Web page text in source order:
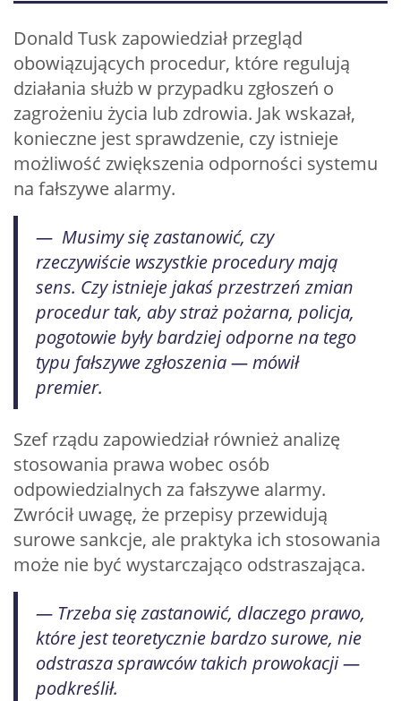
Donald Tusk zapowiedział przegląd
obowiązujących procedur, które regulują
działania służb w przypadku zgłoszeń o
zagrożeniu życia lub zdrowia. Jak wskazał,
konieczne jest sprawdzenie, czy istnieje
możliwość zwiększenia odporności systemu
na fałszywe alarmy.
— Musimy się zastanowić, czy
rzeczywiście wszystkie procedury mają
sens. Czy istnieje jakaś przestrzeń zmian
procedur tak, aby straż pożarna, policja,
pogotowie były bardziej odporne na tego
typu fałszywe zgłoszenia — mówił
premier.
Szef rządu zapowiedział również analizę
stosowania prawa wobec osób
odpowiedzialnych za fałszywe alarmy.
Zwrócił uwagę, że przepisy przewidują
surowe sankcje, ale praktyka ich stosowania
może nie być wystarczająco odstraszająca.
— Trzeba się zastanowić, dlaczego prawo,
które jest teoretycznie bardzo surowe, nie
odstrasza sprawców takich prowokacji —
podkreślił.